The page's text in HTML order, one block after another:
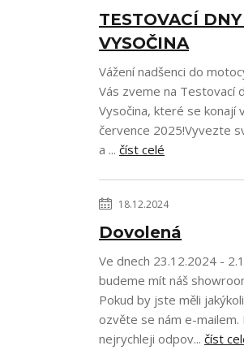
TESTOVACÍ
VYSOČINA
Vážení nadšenci do
Vás zveme na Testovací
Vysočina, které se konají
července 2025!Vyvezte
a ... číst celé
18.12.2024
Dovolená
Ve dnech 23.12.2024 -
budeme mít náš
Pokud by jste měli
ozvěte se nám e-mailem.
nejrychleji odpov... číst